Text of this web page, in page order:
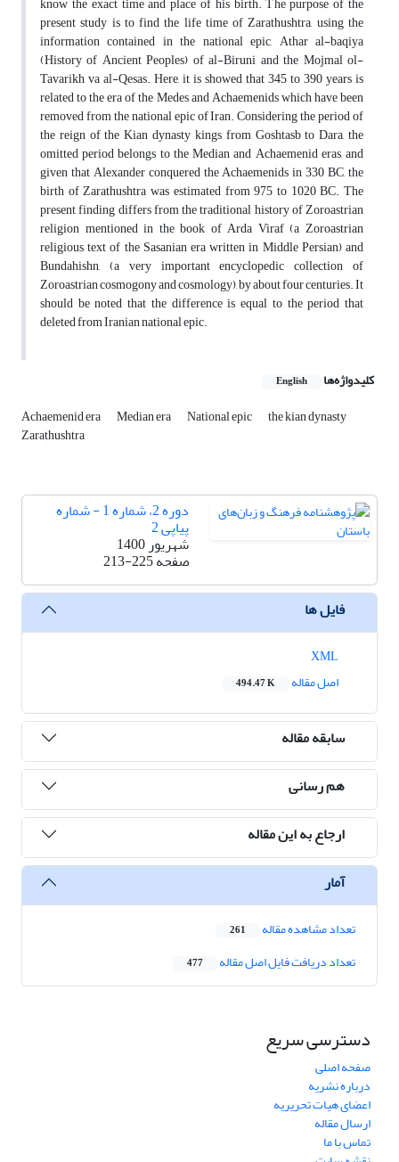
present study is to find the life time of Zarathushtra, using the
information contained in the national epic, Athar al-baqiya
(History of Ancient Peoples) of al-Biruni and the Mojmal ol-
Tavarikh va al-Qesas. Here, it is showed that 345 to 390 years is
related to the era of the Medes and Achaemenids which have been
removed from the national epic of Iran. Considering the period of
the reign of the Kian dynasty kings from Goshtasb to Dara, the
omitted period belongs to the Median and Achaemenid eras, and
given that Alexander conquered the Achaemenids in 330 BC, the
birth of Zarathushtra was estimated from 975 to 1020 BC. The
present finding differs from the traditional history of Zoroastrian
religion mentioned in the book of Arda Viraf (a Zoroastrian
religious text of the Sasanian era written in Middle Persian) and
Bundahishn, (a very important encyclopedic collection of
Zoroastrian cosmogony and cosmology), by about four centuries. It
should be noted that the difference is equal to the period that
deleted from Iranian national epic.
کلیدواژه‌ها English
Achaemenid era Median era National epic the kian dynasty
Zarathushtra
دوره 2، شماره 1 - شماره
پیاپی 2
شهریور 1400
صفحه213-225
فایل ها
اصل مقاله
494.47 K
سابقه مقاله
هم رسانی
ارجاع به این مقاله
آمار
تعداد مشاهده مقاله 261
تعداد دریافت فایل اصل مقاله 477
دسترسی سریع
صفحه اصلی
درباره نشریه
اعضای هیات تحریریه
ارسال مقاله
تماس با ما